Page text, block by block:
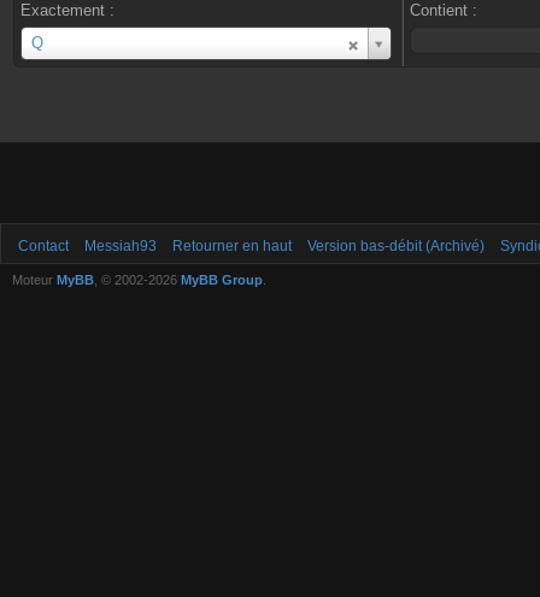
Exactement :
Q
Utilisateur
Contient :
Contact Messiah93 Retourner en haut Version bas-débit (Archivé)
Moteur MyBB , © 2002-2026 MyBB Group